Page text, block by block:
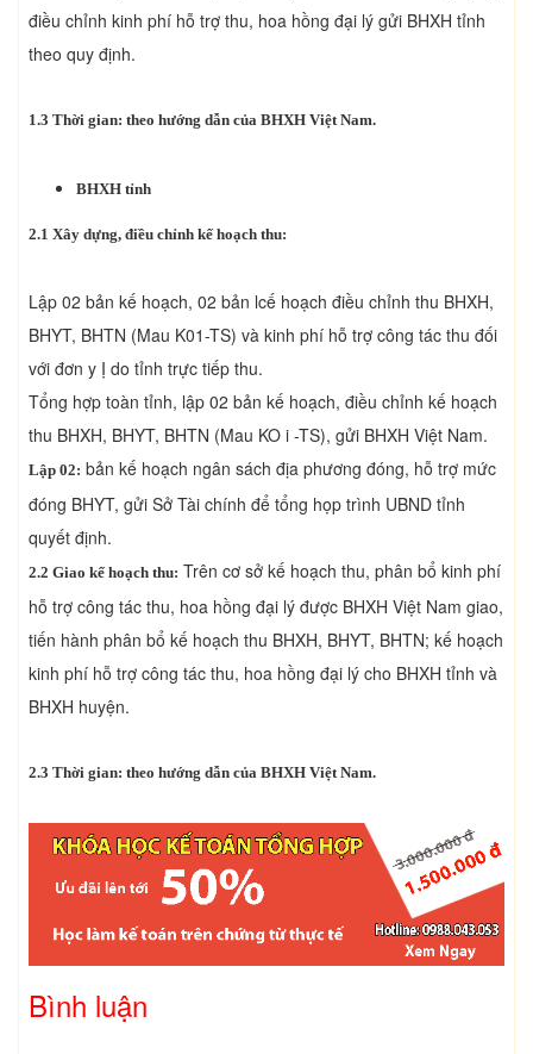
điều chỉnh kinh phí hỗ trợ thu, hoa hồng đại lý gửi BHXH tỉnh
theo quy định.
1.3 Thời gian: theo hướng dẫn của BHXH Việt Nam.
BHXH tỉnh
2.1 Xây dựng, điều chỉnh kế hoạch thu:
Lập 02 bản kế hoạch, 02 bản lcế hoạch điều chỉnh thu BHXH,
BHYT, BHTN (Mau K01-TS) và kinh phí hỗ trợ công tác thu đối
với đơn y Ị do tỉnh trực tiếp thu.
Tổng hợp toàn tỉnh, lập 02 bản kế hoạch, điều chỉnh kế hoạch
thu BHXH, BHYT, BHTN (Mau KO i -TS), gửi BHXH Việt Nam.
Lập 02: bản kế hoạch ngân sách địa phương đóng, hỗ trợ mức
đóng BHYT, gửi Sở Tài chính để tổng họp trình UBND tỉnh
quyết định.
2.2 Giao kế hoạch thu: Trên cơ sở kế hoạch thu, phân bổ kinh phí
hỗ trợ công tác thu, hoa hồng đại lý được BHXH Việt Nam giao,
tiến hành phân bổ kế hoạch thu BHXH, BHYT, BHTN; kế hoạch
kinh phí hỗ trợ công tác thu, hoa hồng đại lý cho BHXH tỉnh và
BHXH huyện.
2.3 Thời gian: theo hướng dẫn của BHXH Việt Nam.
Bình luận